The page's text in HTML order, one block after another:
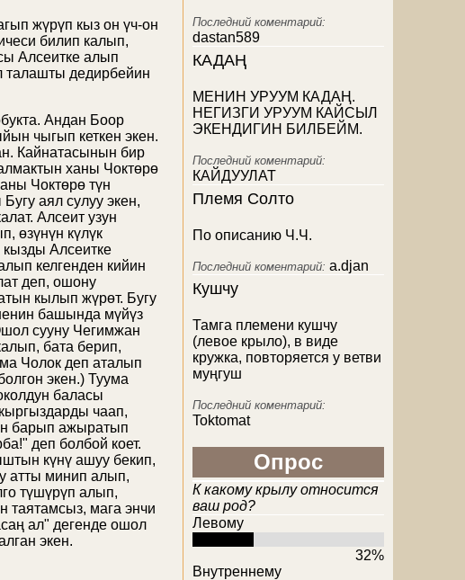
Последний коментарий:
dastan589
КАДАҢ
МЕНИН УРУУМ КАДАҢ.
НЕГИЗГИ УРУУМ КАЙСЫЛ
ЭКЕНДИГИН БИЛБЕЙМ.
Последний коментарий:
КАЙДУУЛАТ
Племя Солто
По описанию Ч.Ч.
Последний коментарий: a.djan
Кушчу
Тамга племени кушчу
(левое крыло), в виде
кружка, повторяется у ветви
муңгуш
Последний коментарий:
Toktomat
Опрос
К какому крылу относится
ваш род?
Левому
32%
Внутреннему
жүрүп кыз он үч-он
билип калып,
Алсеитке алып
талашты дедирбейин
Андан Боор
чыгып кеткен экен.
Кайнатасынын бир
ханы Чоктөрө
Чоктөрө түн
аял сулуу экен,
Алсеит узун
өзүнүн күлүк
кызды Алсеитке
келгенден кийин
деп, ошону
кылып жүрөт. Бугу
башында мүйүз
сууну Чегимжан
бата берип,
Чолок деп аталып
экен.) Туума
баласы
чаап,
барып ажыратып
деп болбой коет.
күнү ашуу бекип,
атты минип алып,
түшүрүп алып,
мага энчи
ал" дегенде ошол
экен.